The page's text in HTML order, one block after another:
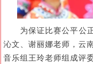
为保证比赛公平公
沁文、谢丽娜老师，云
音乐组王玲老师组成评